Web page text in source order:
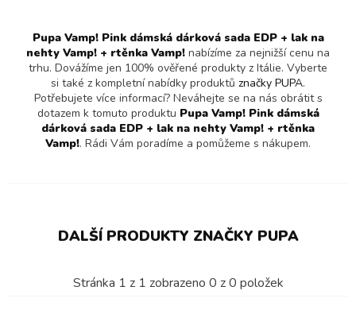
Pupa Vamp! Pink dámská dárková sada EDP + lak na
nehty Vamp! + rtěnka Vamp! nabízíme za nejnižší cenu na
trhu. Dovážíme jen 100% ověřené produkty z Itálie. Vyberte
si také z kompletní nabídky produktů značky PUPA.
Potřebujete více informací? Neváhejte se na nás obrátit s
dotazem k tomuto produktu Pupa Vamp! Pink dámská
dárková sada EDP + lak na nehty Vamp! + rtěnka
Vamp!. Rádi Vám poradíme a pomůžeme s nákupem.
DALŠÍ PRODUKTY ZNAČKY PUPA
Stránka 1 z 1 zobrazeno 0 z0 položek